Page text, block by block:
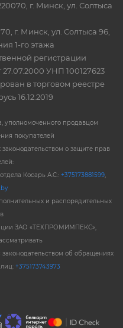
г. Минск, ул. Солтыса
г. Минск, ул. Солтыса 96,
1-го этажа
регистрации
УНП 100127623
в торговом реестре
16.12.2019
уполномоченного продавцом
покупателей
о защите прав
Косарь А.С.: +375173881599,
и распорядительных
ЗАО «ТЕХПРОМИМПЕКС»,
об обращениях
+375173743973